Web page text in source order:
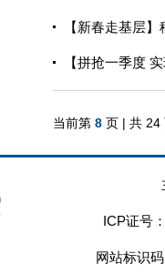
【新春走基层
【拼抢一季度
当前第 8 页 | 共 24
ICP证号：
网站标识